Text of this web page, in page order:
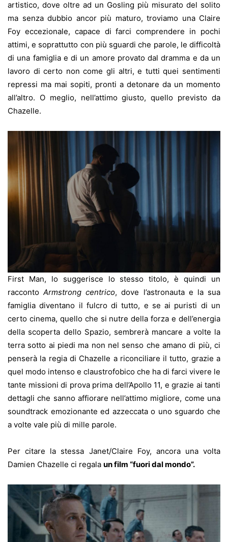
artistico, dove oltre ad un Gosling più misurato del solito
ma senza dubbio ancor più maturo, troviamo una Claire
Foy eccezionale, capace di farci comprendere in pochi
attimi, e soprattutto con più sguardi che parole, le difficoltà
di una famiglia e di un amore provato dal dramma e da un
lavoro di certo non come gli altri, e tutti quei sentimenti
repressi ma mai sopiti, pronti a detonare da un momento
all’altro. O meglio, nell’attimo giusto, quello previsto da
Chazelle.
First Man, lo suggerisce lo stesso titolo, è quindi un
raccontoArmstrong centrico, dove l’astronauta e la sua
famiglia diventano il fulcro di tutto, e se ai puristi di un
certo cinema, quello che si nutre della forza e dell’energia
della scoperta dello Spazio, sembrerà mancare a volte la
terra sotto ai piedi ma non nel senso che amano di più, ci
penserà la regia di Chazelle a riconciliare il tutto, grazie a
quel modo intenso e claustrofobico che ha di farci vivere le
tante missioni di prova prima dell’Apollo 11, e grazie ai tanti
dettagli che sanno affiorare nell’attimo migliore, come una
soundtrack emozionante ed azzeccata o uno sguardo che
a volte vale più di mille parole.
Per citare la stessa Janet/Claire Foy, ancora una volta
Damien Chazelle ci regala un film “fuori dal mondo”.